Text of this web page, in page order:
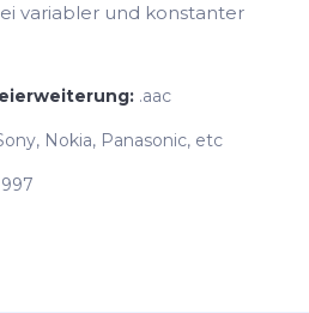
variabler und konstanter
.aac
Nokia, Panasonic, etc